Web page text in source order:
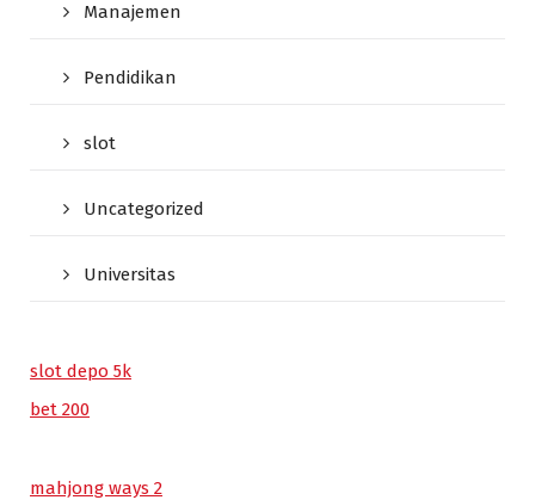
Manajemen
Pendidikan
slot
Uncategorized
Universitas
slot depo 5k
bet 200
mahjong ways 2